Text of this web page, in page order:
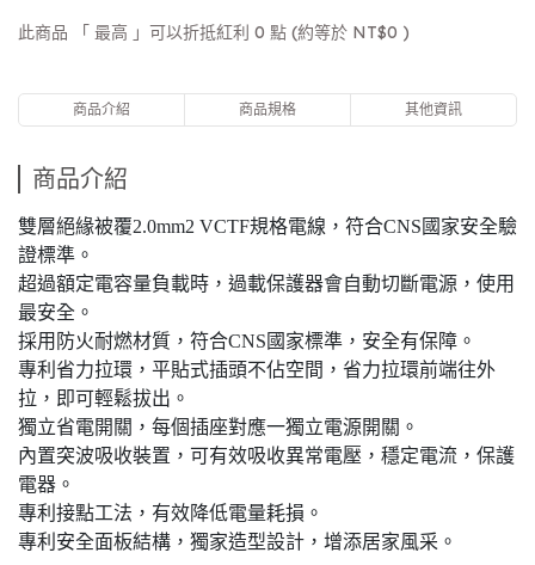
此商品 「 最高 」可以折抵紅利 0 點 (約等於 NT$0 )
商品介紹 商品規格 其他資訊
商品介紹
雙層絕緣被覆2.0mm2 VCTF規格電線，符合CNS國家安全驗
證標準。
超過額定電容量負載時，過載保護器會自動切斷電源，使用
最安全。
採用防火耐燃材質，符合CNS國家標準，安全有保障。
專利省力拉環，平貼式插頭不佔空間，省力拉環前端往外
拉，即可輕鬆拔出。
獨立省電開關，每個插座對應一獨立電源開關。
內置突波吸收裝置，可有效吸收異常電壓，穩定電流，保護
電器。
專利接點工法，有效降低電量耗損。
專利安全面板結構，獨家造型設計，增添居家風采。